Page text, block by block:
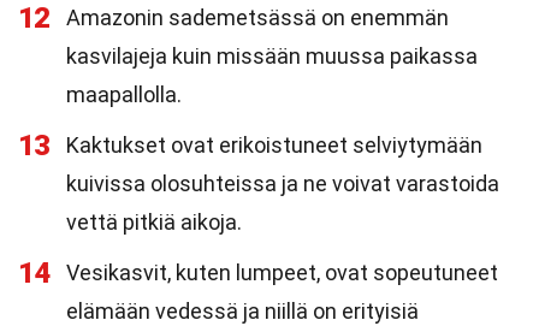
12
Amazonin sademetsässä on enemmän
kasvilajeja kuin missään muussa paikassa
maapallolla.
13
Kaktukset ovat erikoistuneet selviytymään
kuivissa olosuhteissa ja ne voivat varastoida
vettä pitkiä aikoja.
14
Vesikasvit, kuten lumpeet, ovat sopeutuneet
elämään vedessä ja niillä on erityisiä